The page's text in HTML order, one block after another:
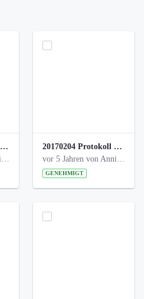
Kinderbeteiligung Dez. 17 _Abstimmung Klettergerüst.pdf
vor 5 Jahren von Anni Schlumberger
20170204 Protokoll Workshop 2 Promenade Schloßstraße (1).pdf
vor 5 Jahren von Anni Schlumberger
GENEHMIGT